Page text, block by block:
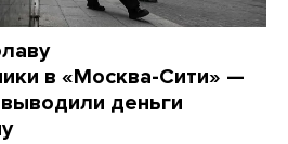
в «Москва-Сити» —
деньги